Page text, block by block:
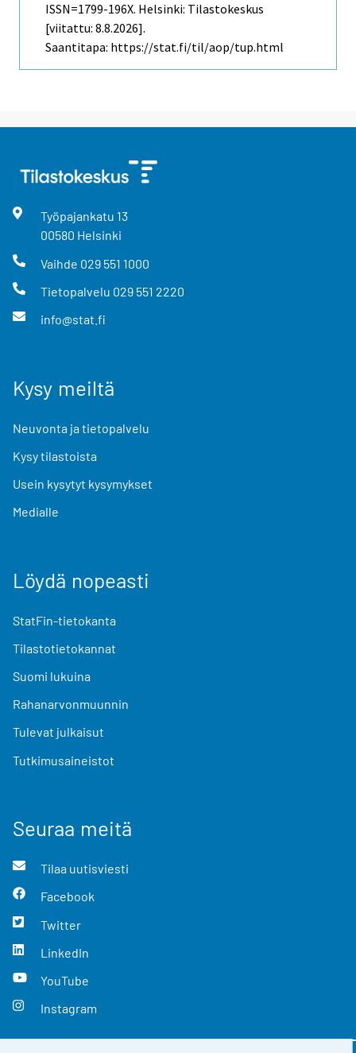
ISSN=1799-196X. Helsinki: Tilastokeskus
[viitattu: 8.8.2026].
Saantitapa: https://stat.fi/til/aop/tup.html
Työpajankatu 13
00580 Helsinki
Vaihde 029 551 1000
Tietopalvelu 029 551 2220
info@stat.fi
Kysy meiltä
Neuvonta ja tietopalvelu
Kysy tilastoista
Usein kysytyt kysymykset
Medialle
Löydä nopeasti
StatFin-tietokanta
Tilastotietokannat
Suomi lukuina
Rahanarvonmuunnin
Tulevat julkaisut
Tutkimusaineistot
Seuraa meitä
Tilaa uutisviesti
Facebook
Twitter
LinkedIn
YouTube
Instagram